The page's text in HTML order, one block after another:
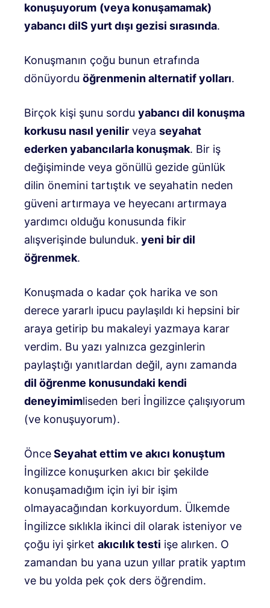
konuşuyorum (veya konuşamamak)
yabancı dilS yurt dışı gezisi sırasında.
Konuşmanın çoğu bunun etrafında
dönüyordu öğrenmenin alternatif yolları.
Birçok kişi şunu sordu yabancı dil konuşma
korkusu nasıl yenilir veya seyahat
ederken yabancılarla konuşmak. Bir iş
değişiminde veya gönüllü gezide günlük
dilin önemini tartıştık ve seyahatin neden
güveni artırmaya ve heyecanı artırmaya
yardımcı olduğu konusunda fikir
alışverişinde bulunduk. yeni bir dil
öğrenmek.
Konuşmada o kadar çok harika ve son
derece yararlı ipucu paylaşıldı ki hepsini bir
araya getirip bu makaleyi yazmaya karar
verdim. Bu yazı yalnızca gezginlerin
paylaştığı yanıtlardan değil, aynı zamanda
dil öğrenme konusundaki kendi
deneyimimliseden beri İngilizce çalışıyorum
(ve konuşuyorum).
ÖnceSeyahat ettim ve akıcı konuştum
İngilizce konuşurken akıcı bir şekilde
konuşamadığım için iyi bir işim
olmayacağından korkuyordum. Ülkemde
İngilizce sıklıkla ikinci dil olarak isteniyor ve
çoğu iyi şirket akıcılık testi işe alırken. O
zamandan bu yana uzun yıllar pratik yaptım
ve bu yolda pek çok ders öğrendim.